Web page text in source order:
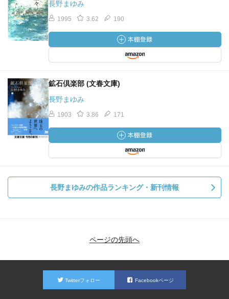
長野まゆみ
1995 3.62 190
鉱石倶楽部 (文春文庫)
長野まゆみ
1903 3.86 171
長野まゆみの作品ランキング・新刊情報
ページの先頭へ
Twitterフォロー Facebookページ